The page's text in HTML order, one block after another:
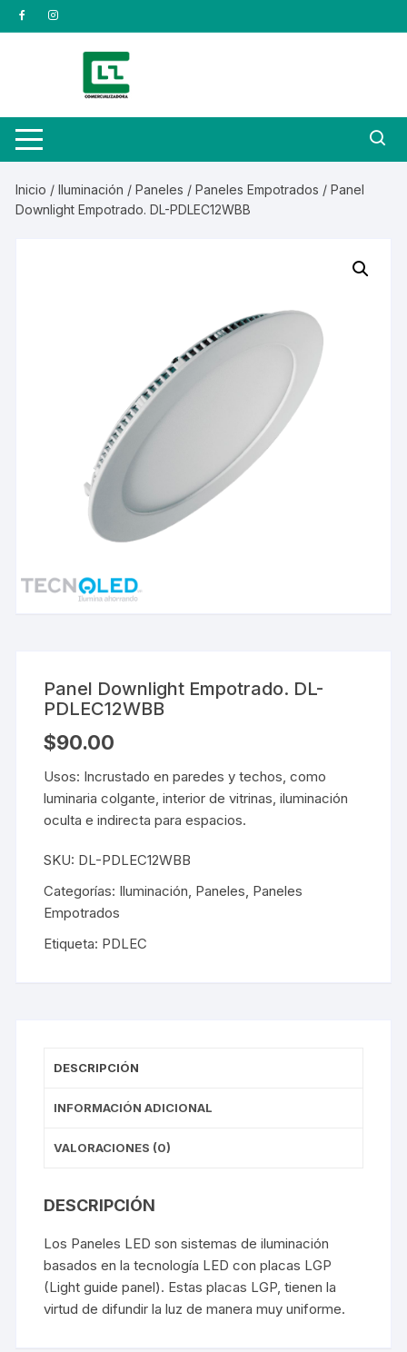
Saltar
al
Inicio /Iluminación /Paneles /Paneles Empotrados / Panel
Downlight Empotrado. DL-PDLEC12WBB
Panel Downlight Empotrado. DL-
PDLEC12WBB
$90.00
Usos: Incrustado en paredes y techos, como
luminaria colgante, interior de vitrinas, iluminación
oculta e indirecta para espacios.
SKU: DL-PDLEC12WBB
Categorías: Iluminación Paneles Paneles
Empotrados
Etiqueta: PDLEC
DESCRIPCIÓN
INFORMACIÓN ADICIONAL
VALORACIONES (0)
DESCRIPCIÓN
Los Paneles LED son sistemas de iluminación
basados en la tecnología LED con placas LGP
(Light guide panel). Estas placas LGP, tienen la
virtud de difundir la luz de manera muy uniforme.